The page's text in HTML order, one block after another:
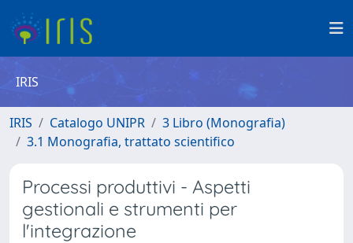
IRIS
IRIS Catalogo UNIPR
3 Libro (Monografia)
3.1 Monografia, trattato scientifico
Processi produttivi - Aspetti
gestionali e strumenti per
l'integrazione